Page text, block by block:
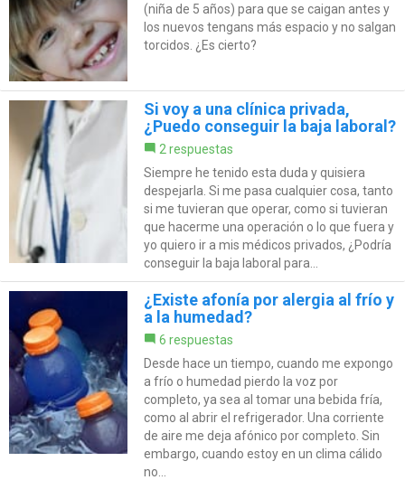
(niña de 5 años) para que se caigan antes y
los nuevos tengans más espacio y no salgan
torcidos. ¿Es cierto?
Si voy a una clínica privada,
¿Puedo conseguir la baja laboral?
2 respuestas
Siempre he tenido esta duda y quisiera
despejarla. Si me pasa cualquier cosa, tanto
si me tuvieran que operar, como si tuvieran
que hacerme una operación o lo que fuera y
yo quiero ir a mis médicos privados, ¿Podría
conseguir la baja laboral para...
¿Existe afonía por alergia al frío y
a la humedad?
6 respuestas
Desde hace un tiempo, cuando me expongo
a frío o humedad pierdo la voz por
completo, ya sea al tomar una bebida fría,
como al abrir el refrigerador. Una corriente
de aire me deja afónico por completo. Sin
embargo, cuando estoy en un clima cálido
no...